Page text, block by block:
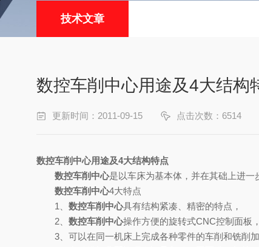
技术文章
数控车削中心用途及4大结构
更新时间：2011-09-15 点击次数：6514
数控车削中心用途及4大结构特点
数控车削中心是以车床为基本体，并在其础上进一
数控车削中心4大特点
1、 数控车削中心具有结构紧凑、精密的特点，
2、 数控车削中心操作方便的旋转式CNC控制面板
3、可以在同一机床上完成各种零件的车削和铣削加